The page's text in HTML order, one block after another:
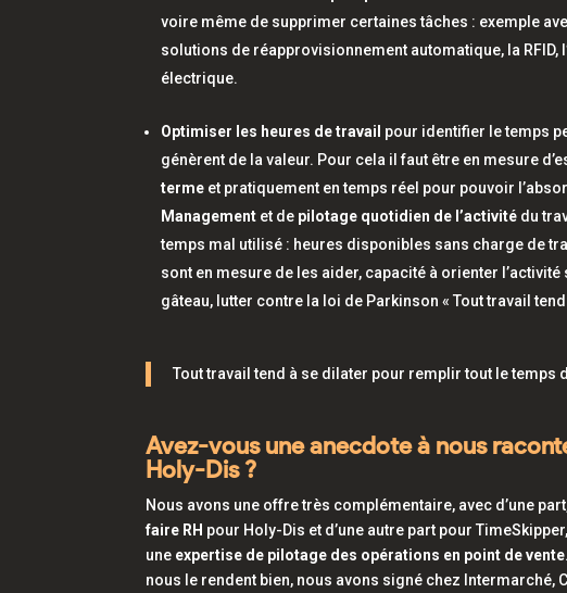
voire même de supprimer certaines tâches : exemple
solutions de réapprovisionnement automatique, la
électrique.
Optimiser les heures de travail pour identifier le temps
génèrent de la valeur. Pour cela il faut être en mesure
terme et pratiquement en temps réel pour pouvoir
Management et de pilotage quotidien de l’activité du
temps mal utilisé : heures disponibles sans charge de
sont en mesure de les aider, capacité à orienter
gâteau, lutter contre la loi de Parkinson «Tout travail
Tout travail tend à se dilater pour remplir tout le temps
Avez-vous une anecdote à nous
Holy-Dis ?
Nous avons une offre très complémentaire, avec d’une
faire RH pour Holy-Dis et d’une autre part pour TimeSkipper,
une expertise de pilotage des opérations en point de vente
nous le rendent bien, nous avons signé chez Intermarché,